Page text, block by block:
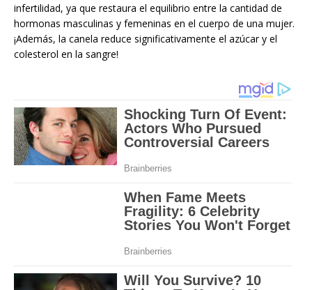
infertilidad, ya que restaura el equilibrio entre la cantidad de
hormonas masculinas y femeninas en el cuerpo de una mujer.
¡Además, la canela reduce significativamente el azúcar y el
colesterol en la sangre!